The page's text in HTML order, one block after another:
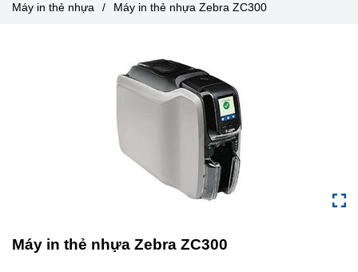
Máy in thẻ nhựa Zebra ZC300
Máy in thẻ nhựa
/ Máy in thẻ nhựa Zebra ZC300